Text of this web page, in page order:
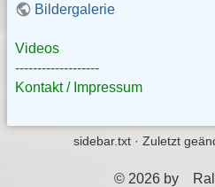
Bildergalerie
Videos
-------------------
Kontakt / Impressum
sidebar.txt · Zuletzt
© 2026 by